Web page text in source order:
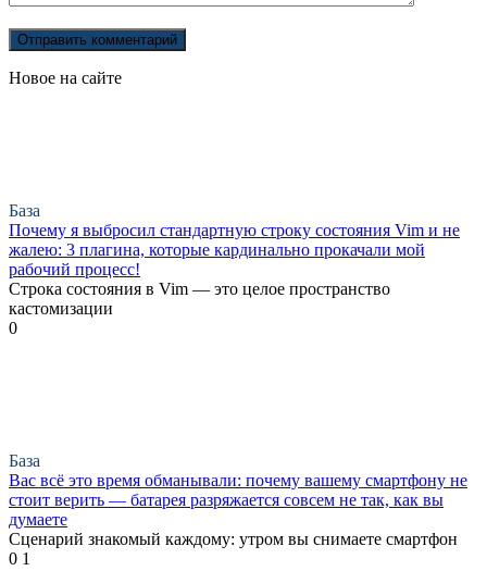
Новое на сайте
База
Почему я выбросил стандартную строку состояния Vim и не
жалею: 3 плагина, которые кардинально прокачали мой
рабочий процесс!
Строка состояния в Vim — это целое пространство
кастомизации
0
База
Вас всё это время обманывали: почему вашему смартфону не
стоит верить — батарея разряжается совсем не так, как вы
думаете
Сценарий знакомый каждому: утром вы снимаете смартфон
0 1